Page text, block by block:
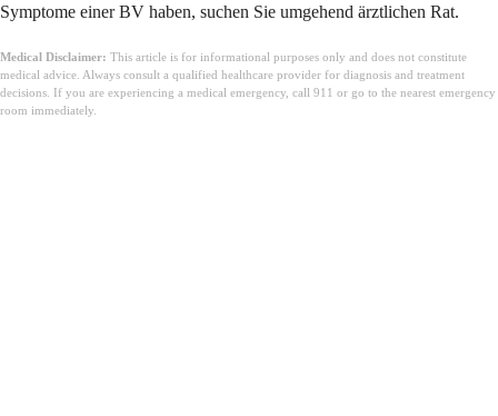
Symptome einer BV haben, suchen Sie umgehend ärztlichen Rat.
Medical Disclaimer: This article is for informational purposes only and does not constitute
medical advice. Always consult a qualified healthcare provider for diagnosis and treatment
decisions. If you are experiencing a medical emergency, call 911 or go to the nearest emergency
room immediately.